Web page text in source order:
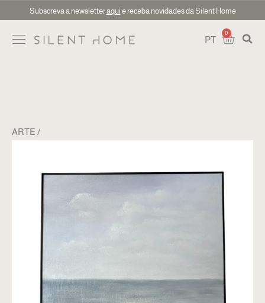
Subscreva a newsletteraqui e receba novidades da Silent Home
PT
0
ARTE